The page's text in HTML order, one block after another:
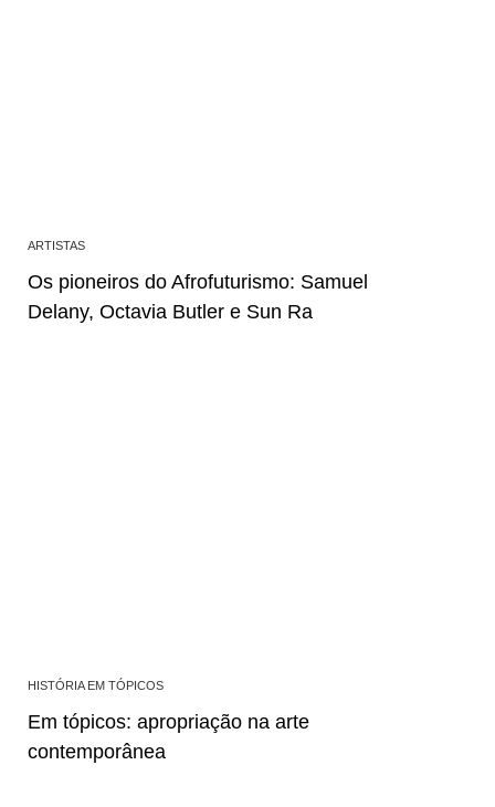
ARTISTAS
Os pioneiros do Afrofuturismo: Samuel
Delany, Octavia Butler e Sun Ra
HISTÓRIA EM TÓPICOS
Em tópicos: apropriação na arte
contemporânea